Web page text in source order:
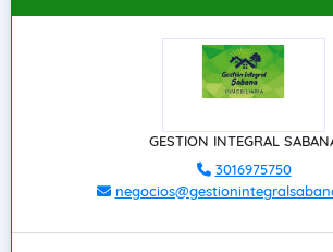
GESTION INTEGRAL
3016975750